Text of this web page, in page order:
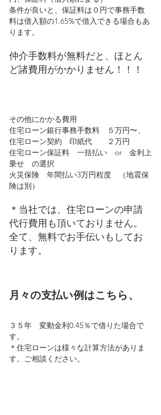
条件が良いと、保証料は０円で事務手数
料は借入額の1.65%で借入できる場合もあ
ります。
仲介手数料が無料だと、ほとん
ど諸費用がかかりません！！！
その他にかかる費用
住宅ローン銀行事務手数料　５万円〜、
住宅ローン契約　印紙代　　２万円
住宅ローン保証料　一括払い　or　金利上
乗せ　の選択
火災保険　年間払い3万円程度　（地震保
険は別）
＊当社では、住宅ローンの申請
代行費用も頂いておりません。
全て、無料でお手伝いもしてお
ります。
月々の支払い例はこちら、
３５年　変動金利0.45％で借りた場合で
す。
＊住宅ローンは様々な計算方法がありま
す。ご相談ください。